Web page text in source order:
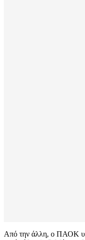
Από την άλλη, ο ΠΑΟΚ